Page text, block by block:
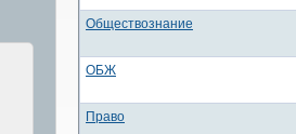
Обществознание
ОБЖ
Право